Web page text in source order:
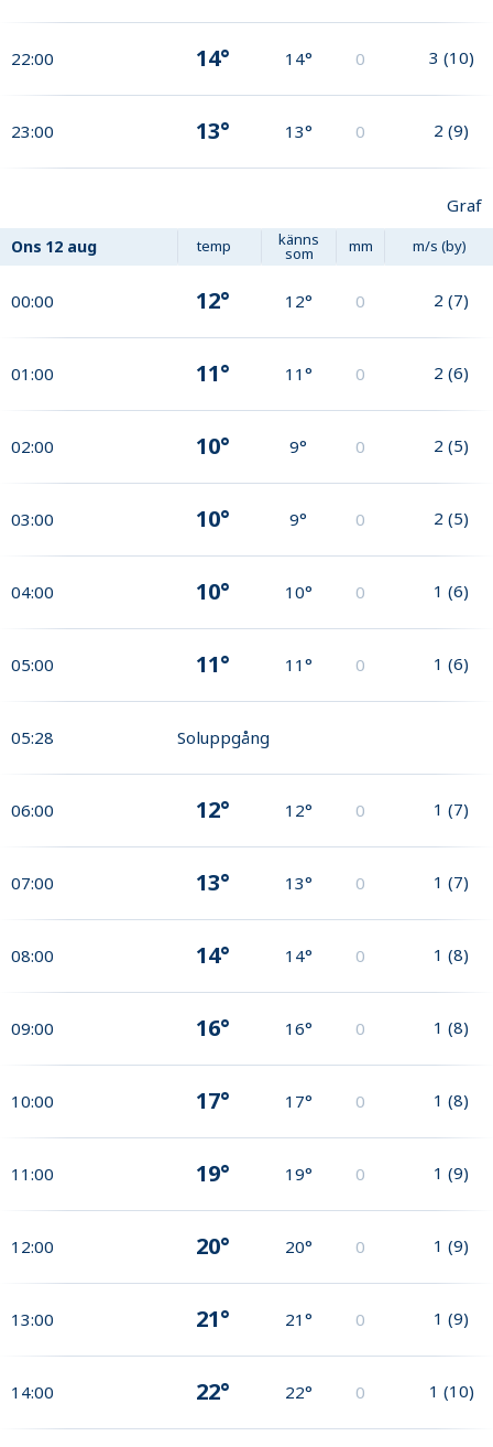
22:00 14° 14° 0 3 (10)
23:00 13° 13° 0 2 (9)
Graf
Ons 12 aug temp känns
som mm m/s (by)
00:00 12° 12° 0 2 (7)
01:00 11° 11° 0 2 (6)
02:00 10° 9° 0 2 (5)
03:00 10° 9° 0 2 (5)
04:00 10° 10° 0 1 (6)
05:00 11° 11° 0 1 (6)
05:28 Soluppgång
06:00 12° 12° 0 1 (7)
07:00 13° 13° 0 1 (7)
08:00 14° 14° 0 1 (8)
09:00 16° 16° 0 1 (8)
10:00 17° 17° 0 1 (8)
11:00 19° 19° 0 1 (9)
12:00 20° 20° 0 1 (9)
13:00 21° 21° 0 1 (9)
14:00 22° 22° 0 1 (10)